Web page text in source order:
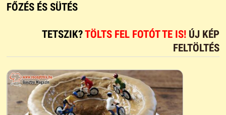
FŐZÉS ÉS SÜTÉS
TETSZIK?TÖLTS FEL FOTÓT TE IS! ÚJ KÉP
FELTÖLTÉS